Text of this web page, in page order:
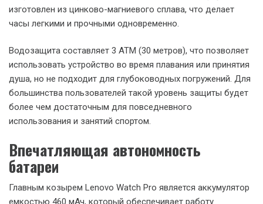
изготовлен из цинково-магниевого сплава, что делает
часы легкими и прочными одновременно.
Водозащита составляет 3 ATM (30 метров), что позволяет
использовать устройство во время плавания или принятия
душа, но не подходит для глубоководных погружений. Для
большинства пользователей такой уровень защиты будет
более чем достаточным для повседневного
использования и занятий спортом.
Впечатляющая автономность
батареи
Главным козырем Lenovo Watch Pro является аккумулятор
емкостью 460 мАч, который обеспечивает работу